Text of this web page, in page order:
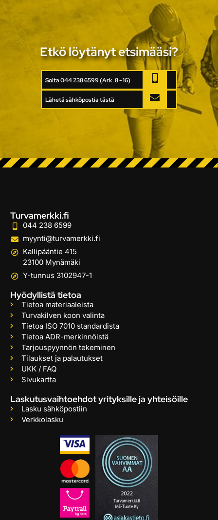
Etkö löytänyt etsimääsi?
Soita 044 238 6599 (Ark. 8 - 16)
Lähetä sähköpostia tästä
Turvamerkki.fi
044 238 6599
myynti@turvamerkki.fi
Kallipääntie 415
23100 Mynämäki
Y-tunnus 3102947-1
Hyödyllistä tietoa
Tietoa materiaaleista
Turvakilven koon valinta
Tietoa ISO 7010 standardista
Tietoa ADR-merkinnöistä
Tarjouspyynnön tekeminen
Tilaukset ja palautukset
UKK / FAQ
Sivukartta
Laskutusvaihtoehdot yrityksille ja yhteisöille
Lasku sähköpostiin
Verkkolasku